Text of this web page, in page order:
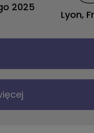
2025
Lyon,